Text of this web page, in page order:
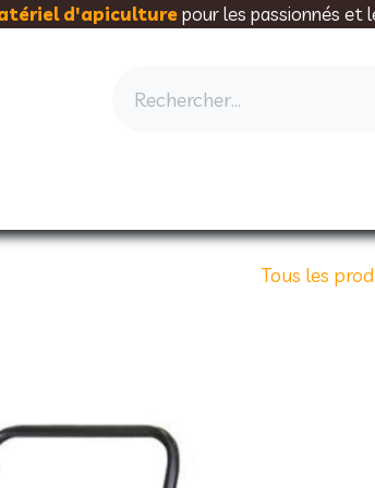
d'apiculturepour les passionnés et
Tous les